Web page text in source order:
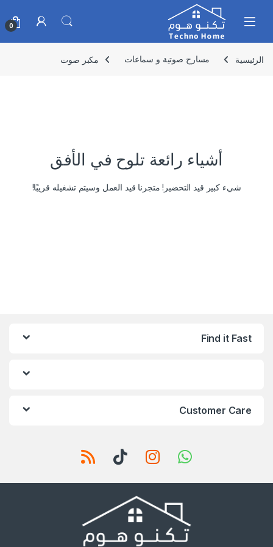
Skip to navigation
Skip to content
0
الرئيسية مسارح صوتية و سماعات مكبر صوت
أشياء رائعة تلوح في الأفق
شيء كبير قيد التحضير! متجرنا قيد العمل وسيتم تشغيله قريبًا!
Find it Fast
Customer Care